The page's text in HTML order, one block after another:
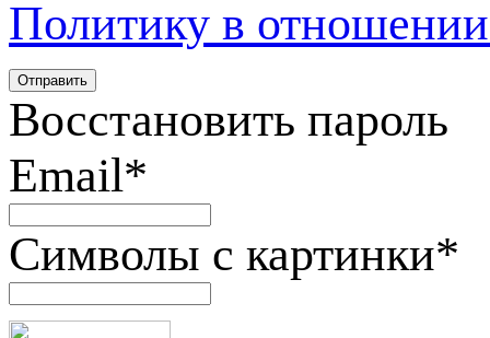
Политику в
Восстановить пароль
Email*
Символы с картинки*